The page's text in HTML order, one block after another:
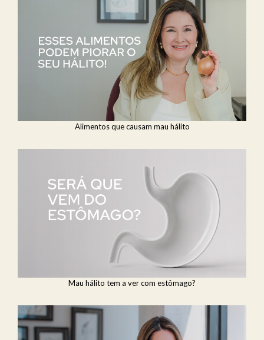
Alimentos que causam mau hálito
Mau hálito tem a ver com estômago?